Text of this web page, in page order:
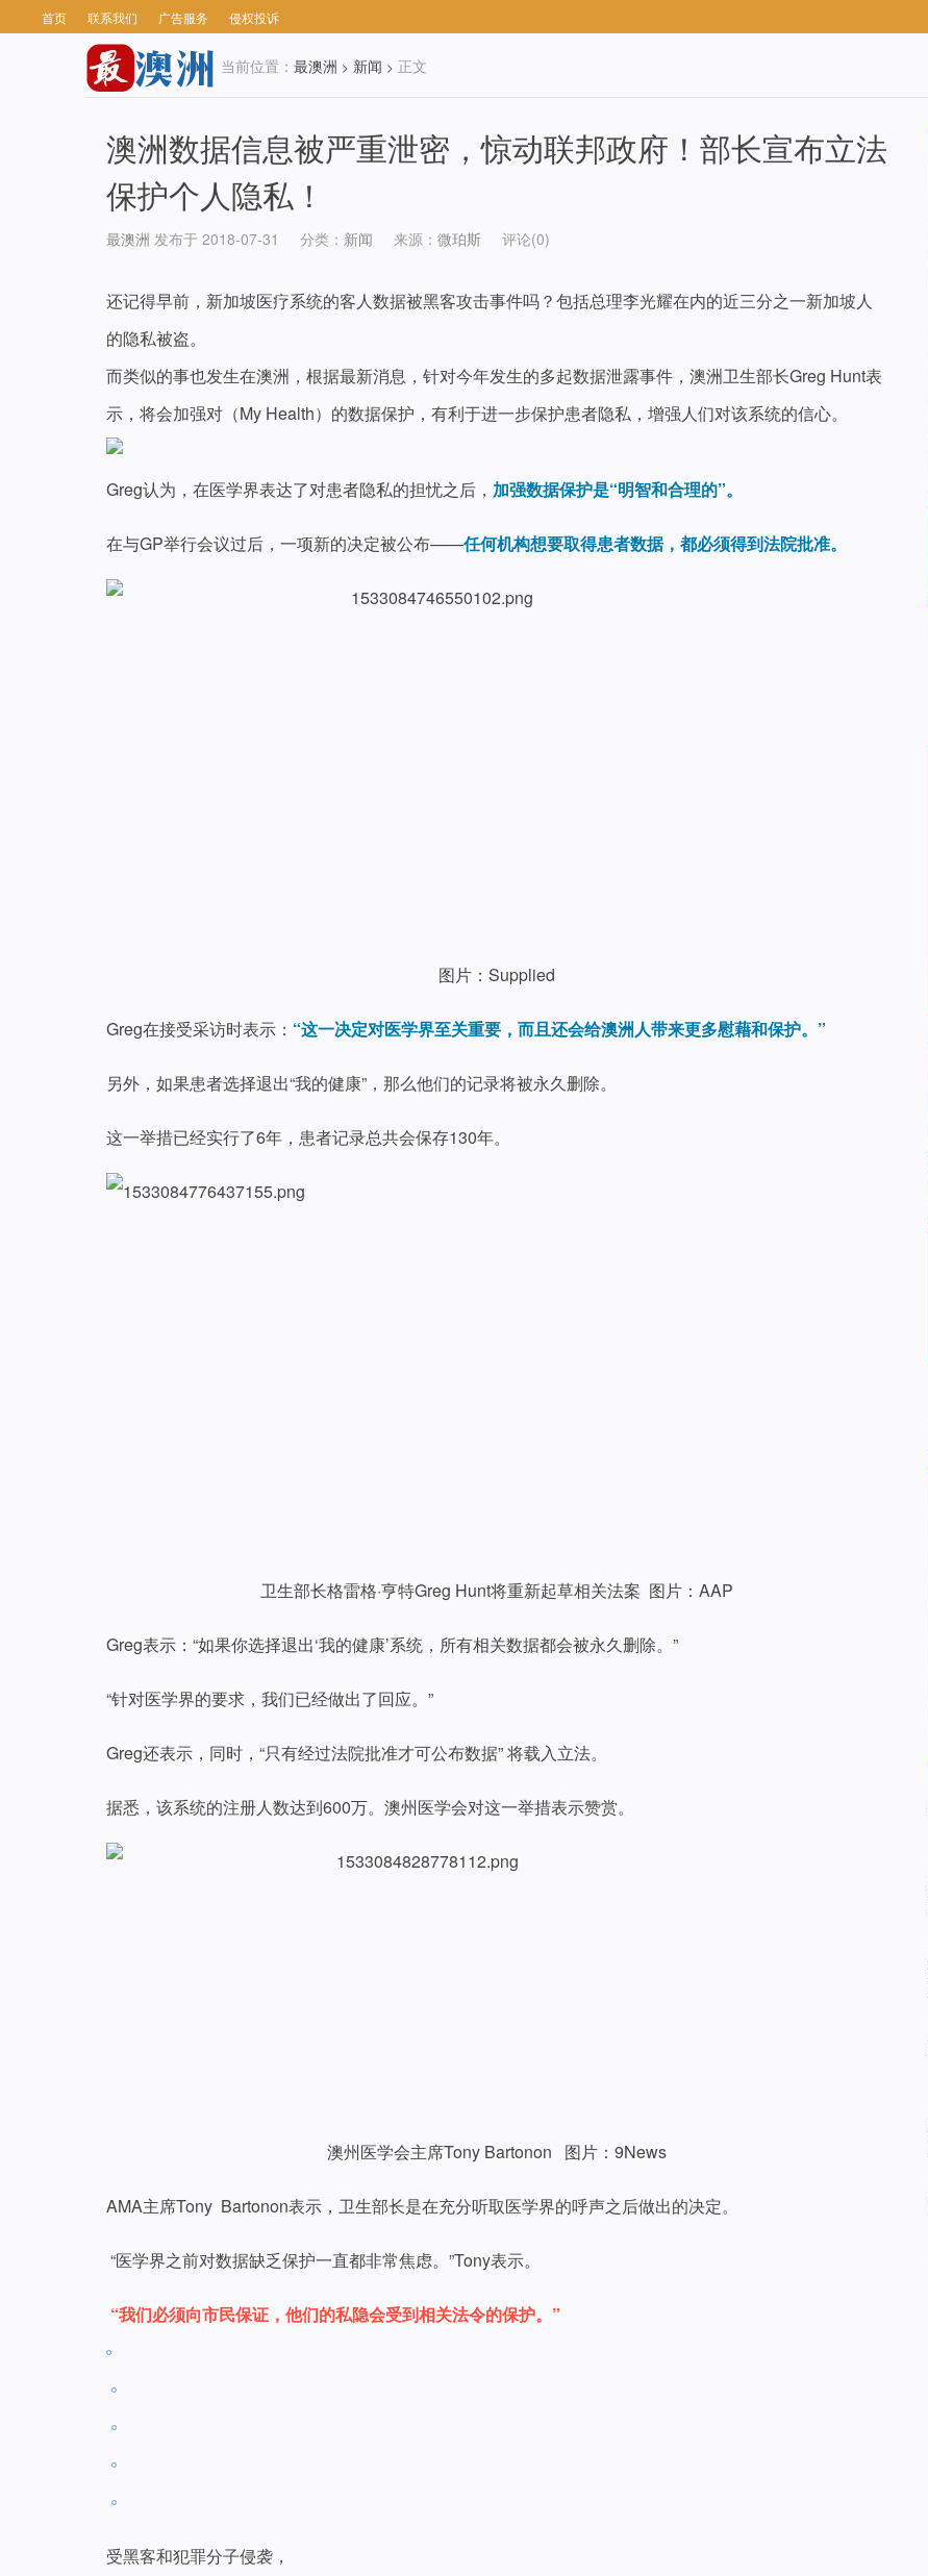
首页 联系我们 广告服务 侵权投诉
当前位置： 最澳洲 > 新闻 > 正文
澳洲数据信息被严重泄密，惊动联邦政府！部长宣布立法
保护个人隐私！
最澳洲 发布于 2018-07-31 分类： 新闻 来源： 微珀斯 评论(0)
还记得早前，新加坡医疗系统的客人数据被黑客攻击事件吗？包括总理李光耀在内的近三分之一新加坡人
的隐私被盗。
而类似的事也发生在澳洲，根据最新消息，针对今年发生的多起数据泄露事件，澳洲卫生部长Greg Hunt表
示，将会加强对（My Health）的数据保护，有利于进一步保护患者隐私，增强人们对该系统的信心。
Greg认为，在医学界表达了对患者隐私的担忧之后， 加强数据保护是“明智和合理的”。
在与GP举行会议过后，一项新的决定被公布——任何机构想要取得患者数据，都必须得到法院批准。
图片：Supplied
Greg在接受采访时表示： “这一决定对医学界至关重要，而且还会给澳洲人带来更多慰藉和保护。”
另外，如果患者选择退出“我的健康”，那么他们的记录将被永久删除。
这一举措已经实行了6年，患者记录总共会保存130年。
卫生部长格雷格·亨特Greg Hunt将重新起草相关法案 图片：AAP
Greg表示：“如果你选择退出‘我的健康’系统，所有相关数据都会被永久删除。”
“针对医学界的要求，我们已经做出了回应。”
Greg还表示，同时，“只有经过法院批准才可公布数据” 将载入立法。
据悉，该系统的注册人数达到600万。澳州医学会对这一举措表示赞赏。
澳州医学会主席Tony Bartonon 图片：9News
AMA主席Tony Bartonon表示，卫生部长是在充分听取医学界的呼声之后做出的决定。
“医学界之前对数据缺乏保护一直都非常焦虑。”Tony表示。
“我们必须向市民保证，他们的私隐会受到相关法令的保护。”
受黑客和犯罪分子侵袭，